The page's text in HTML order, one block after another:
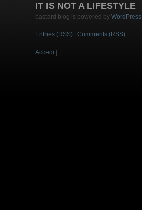
IT IS NOT A LIFESTYLE
bastard blog is powered by WordPress
Entries (RSS) Comments (RSS)
Accedi